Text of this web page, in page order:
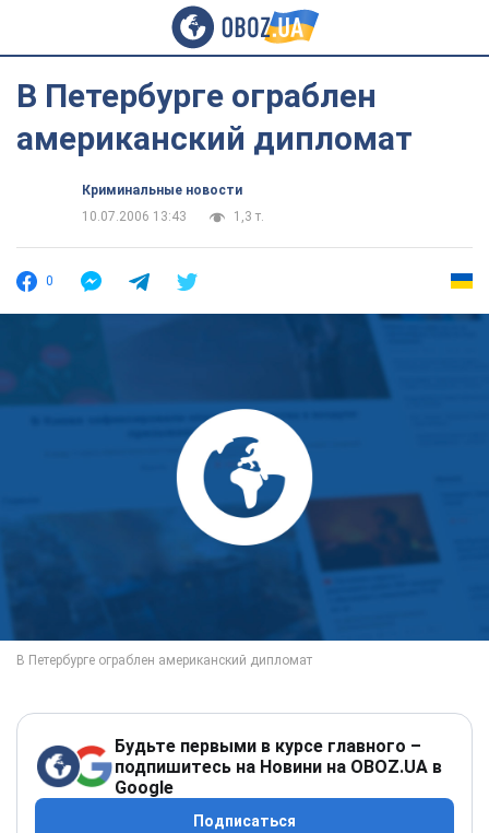
В Петербурге ограблен
американский дипломат
Криминальные новости
10.07.2006 13:43
1,3 т.
0
Будьте первыми в курсе главного –
подпишитесь на Новини на OBOZ.UA в
Google
Подписаться